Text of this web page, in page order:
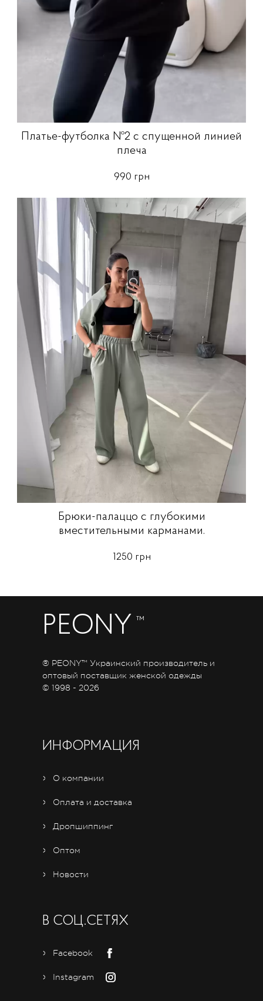
Платье-футболка №2 с спущенной линией
плеча
990 грн
Брюки-палаццо с глубокими
вместительными карманами.
1250 грн
PEONY ™
® PEONY™ Украинский производитель и
оптовый поставщик женской одежды
© 1998 - 2026
ИНФОРМАЦИЯ
О компании
Оплата и доставка
Дропшиппинг
Оптом
Новости
В СОЦ.СЕТЯХ
Facebook
Instagram